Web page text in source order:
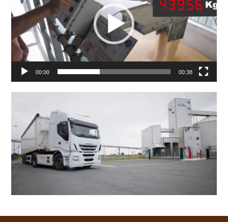
00:00 00:38